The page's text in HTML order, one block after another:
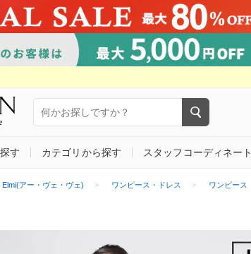
す カテゴリから探す スタッフコーディネート
Elmi(アー・ヴェ・ヴェ) ワンピース・ドレス ワンピース